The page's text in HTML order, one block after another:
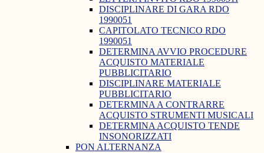
DISCIPLINARE DI GARA RDO
1990051
CAPITOLATO TECNICO RDO
1990051
DETERMINA AVVIO PROCEDURE
ACQUISTO MATERIALE
PUBBLICITARIO
DISCIPLINARE MATERIALE
PUBBLICITARIO
DETERMINA A CONTRARRE
ACQUISTO STRUMENTI MUSICALI
DETERMINA ACQUISTO TENDE
INSONORIZZATI
PON ALTERNANZA